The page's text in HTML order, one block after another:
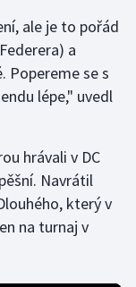
ale je to pořád
a
Popereme se s
lépe," uvedl
hrávali v DC
Navrátil
který v
na turnaj v